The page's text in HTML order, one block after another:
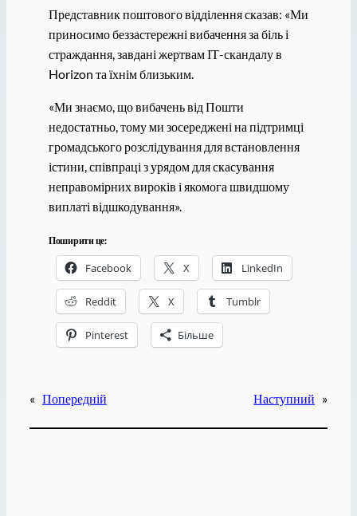
Представник поштового відділення сказав: «Ми
приносимо беззастережні вибачення за біль і
страждання, завдані жертвам ІТ-скандалу в
Horizon та їхнім близьким.
«Ми знаємо, що вибачень від Пошти
недостатньо, тому ми зосереджені на підтримці
громадського розслідування для встановлення
істини, співпраці з урядом для скасування
неправомірних вироків і якомога швидшому
виплаті відшкодування».
Поширити це:
Facebook X LinkedIn
Reddit X Tumblr
Pinterest Більше
« Попередній Наступний »